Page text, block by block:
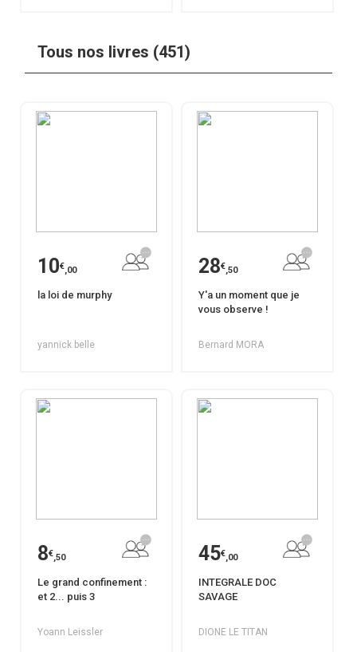
Tous nos livres (451)
10€,00
la loi de murphy
yannick belle
28€,50
Y'a un moment que je
vous observe !
Bernard MORA
8€,50
Le grand confinement :
et 2... puis 3
Yoann Leissler
45€,00
INTEGRALE DOC
SAVAGE
DIONE LE TITAN